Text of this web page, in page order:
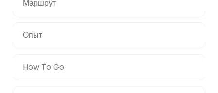
Маршрут
Опыт
How To Go